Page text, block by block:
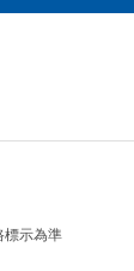
標示為準